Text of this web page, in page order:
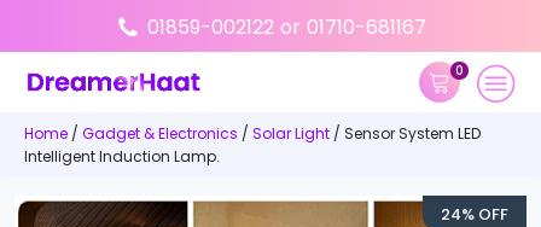
01859-002122 or 01710-681167
0
Home / Gadget & Electronics / Solar Light / Sensor System LED
Intelligent Induction Lamp.
24% OFF